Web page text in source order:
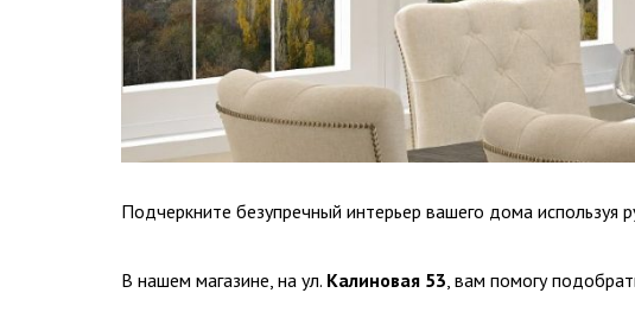
Подчеркните безупречный интерьер вашего дома используя
В нашем магазине, на ул. Калиновая 53, вам помогу